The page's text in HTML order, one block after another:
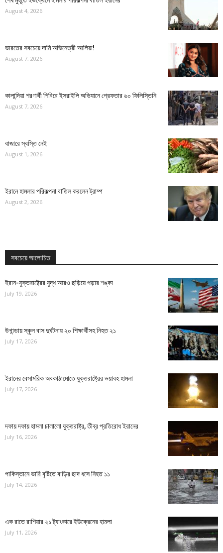
August 4, 2026
ভারতের সবচেয়ে দামি অভিনেত্রী আলিয়া!
August 7, 2026
কালান্দিয়া শরণার্থী শিবিরে ইসরাইলি অভিযানে গ্রেফতার ৬০ ফিলিস্তিনি
August 7, 2026
বাজারে স্বস্তি নেই
August 1, 2026
ইরানে হামলার পরিকল্পনা বাতিল করলেন ট্রাম্প
August 2, 2026
সবচেয়ে আলোচিত
ইরান-যুক্তরাষ্ট্রের যুদ্ধ আরও ছড়িয়ে পড়ার শঙ্কা
July 19, 2026
উগান্ডায় স্কুল বাস দুর্ঘটনায় ২০ শিক্ষার্থীসহ নিহত ২১
July 17, 2026
ইরানের বেসামরিক অবকাঠামোতে যুক্তরাষ্ট্রের ভয়াবহ হামলা
July 17, 2026
দফায় দফায় হামলা চালালো যুক্তরাষ্ট্র, তীব্র প্রতিরোধ ইরানের
July 16, 2026
পাকিস্তানে ভারি বৃষ্টিতে বাড়ির ছাদ ধসে নিহত ১১
July 14, 2026
এক রাতে রাশিয়ার ২১ ট্যাংকারে ইউক্রেনের হামলা
July 11, 2026